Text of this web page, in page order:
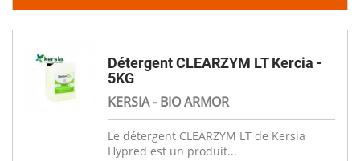
Détergent CLEARZYM LT Kercia -
5KG
KERSIA - BIO ARMOR
Le détergent CLEARZYM LT de Kersia
Hypred est un produit...